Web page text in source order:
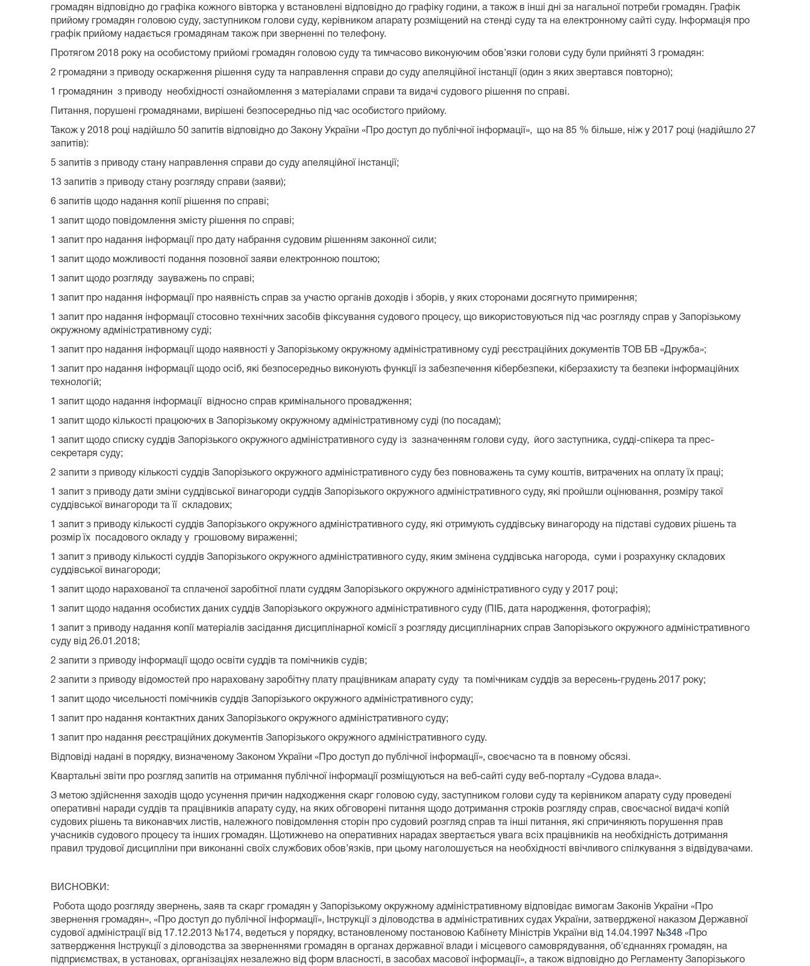
громадян відповідно до графіка кожного вівторка у встановлені відповідно до графіку години, а також в інші дні за нагальної потреби громадян. Графік
прийому громадян головою суду, заступником голови суду, керівником апарату розміщений на стенді суду та на електронному сайті суду. Інформація про
графік прийому надається громадянам також при зверненні по телефону.
Протягом 2018 року на особистому прийомі громадян головою суду та тимчасово виконуючим обов’язки голови суду були прийняті 3 громадян:
2 громадяни з приводу оскарження рішення суду та направлення справи до суду апеляційної інстанції (один з яких звертався повторно);
1 громадянин з приводу необхідності ознайомлення з матеріалами справи та видачі судового рішення по справі.
Питання, порушені громадянами, вирішені безпосередньо під час особистого прийому.
Також у 2018 році надійшло 50 запитів відповідно до Закону України «Про доступ до публічної інформації», що на 85 % більше, ніж у 2017 році (надійшло 27
запитів):
5 запитів з приводу стану направлення справи до суду апеляційної інстанції;
13 запитів з приводу стану розгляду справи (заяви);
6 запитів щодо надання копії рішення по справі;
1 запит щодо повідомлення змісту рішення по справі;
1 запит про надання інформації про дату набрання судовим рішенням законної сили;
1 запит щодо можливості подання позовної заяви електронною поштою;
1 запит щодо розгляду зауважень по справі;
1 запит про надання інформації про наявність справ за участю органів доходів і зборів, у яких сторонами досягнуто примирення;
1 запит про надання інформації стосовно технічних засобів фіксування судового процесу, що використовуються під час розгляду справ у Запорізькому
окружному адміністративному суді;
1 запит про надання інформації щодо наявності у Запорізькому окружному адміністративному суді реєстраційних документів ТОВ БВ «Дружба»;
1 запит про надання інформації щодо осіб, які безпосередньо виконують функції із забезпечення кібербезпеки, кіберзахисту та безпеки інформаційних
технологій;
1 запит щодо надання інформації відносно справ кримінального провадження;
1 запит щодо кількості працюючих в Запорізькому окружному адміністративному суді (по посадам);
1 запит щодо списку суддів Запорізького окружного адміністративного суду із зазначенням голови суду, його заступника, судді-спікера та прес-
секретаря суду;
2 запити з приводу кількості суддів Запорізького окружного адміністративного суду без повноважень та суму коштів, витрачених на оплату їх праці;
1 запит з приводу дати зміни суддівської винагороди суддів Запорізького окружного адміністративного суду, які пройшли оцінювання, розміру такої
суддівської винагороди та її складових;
1 запит з приводу кількості суддів Запорізького окружного адміністративного суду, які отримують суддівську винагороду на підставі судових рішень та
розмір їх посадового окладу у грошовому вираженні;
1 запит з приводу кількості суддів Запорізького окружного адміністративного суду, яким змінена суддівська нагорода, суми і розрахунку складових
суддівської винагороди;
1 запит щодо нарахованої та сплаченої заробітної плати суддям Запорізького окружного адміністративного суду у 2017 році;
1 запит щодо надання особистих даних суддів Запорізького окружного адміністративного суду (ПІБ, дата народження, фотографія);
1 запит з приводу надання копії матеріалів засідання дисциплінарної комісії з розгляду дисциплінарних справ Запорізького окружного адміністративного
суду від 26.01.2018;
2 запити з приводу інформації щодо освіти суддів та помічників судів;
2 запити з приводу відомостей про нараховану заробітну плату працівникам апарату суду та помічникам суддів за вересень-грудень 2017 року;
1 запит щодо чисельності помічників суддів Запорізького окружного адміністративного суду;
1 запит про надання контактних даних Запорізького окружного адміністративного суду;
1 запит про надання реєстраційних документів Запорізького окружного адміністративного суду.
Відповіді надані в порядку, визначеному Законом України «Про доступ до публічної інформації», своєчасно та в повному обсязі.
Квартальні звіти про розгляд запитів на отримання публічної інформації розміщуються на веб-сайті суду веб-порталу «Судова влада».
З метою здійснення заходів щодо усунення причин надходження скарг головою суду, заступником голови суду та керівником апарату суду проведені
оперативні наради суддів та працівників апарату суду, на яких обговорені питання щодо дотримання строків розгляду справ, своєчасної видачі копій
судових рішень та виконавчих листів, належного повідомлення сторін про судовий розгляд справ та інші питання, які спричиняють порушення прав
учасників судового процесу та інших громадян. Щотижнево на оперативних нарадах звертається увага всіх працівників на необхідність дотримання
правил трудової дисципліни при виконанні своїх службових обов’язків, при цьому наголошується на необхідності ввічливого спілкування з відвідувачами.
ВИСНОВКИ:
Робота щодо розгляду звернень, заяв та скарг громадян у Запорізькому окружному адміністративному відповідає вимогам Законів України «Про
звернення громадян», «Про доступ до публічної інформації», Інструкції з діловодства в адміністративних судах України, затвердженої наказом Державної
судової адміністрації від 17.12.2013 №174, ведеться у порядку, встановленому постановою Кабінету Міністрів України від 14.04.1997 №348 «Про
затвердження Інструкції з діловодства за зверненнями громадян в органах державної влади і місцевого самоврядування, об'єднаннях громадян, на
підприємствах, в установах, організаціях незалежно від форм власності, в засобах масової інформації», а також відповідно до Регламенту Запорізького